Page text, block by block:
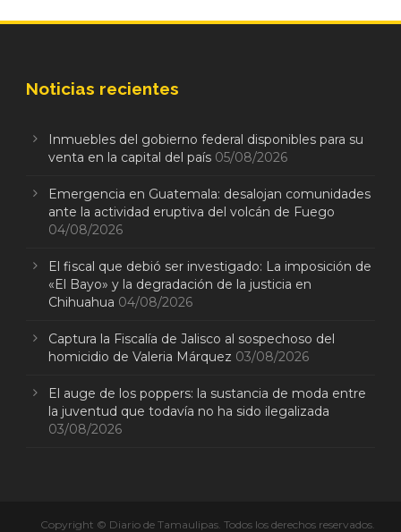
Noticias recientes
Inmuebles del gobierno federal disponibles para su
venta en la capital del país 05/08/2026
Emergencia en Guatemala: desalojan comunidades
ante la actividad eruptiva del volcán de Fuego
04/08/2026
El fiscal que debió ser investigado: La imposición de
«El Bayo» y la degradación de la justicia en
Chihuahua 04/08/2026
Captura la Fiscalía de Jalisco al sospechoso del
homicidio de Valeria Márquez 03/08/2026
El auge de los poppers: la sustancia de moda entre
la juventud que todavía no ha sido ilegalizada
03/08/2026
Copyright © Diario de Tamaulipas. Todos los derechos reservados.